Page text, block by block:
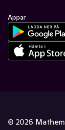
Appar
© 2026 Mathem